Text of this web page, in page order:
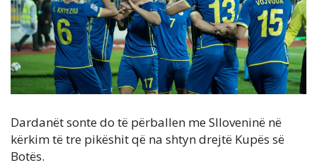
Dardanët sonte do të përballen me Slloveninë në
kërkim të tre pikëshit që na shtyn drejtë Kupës së
Botës.